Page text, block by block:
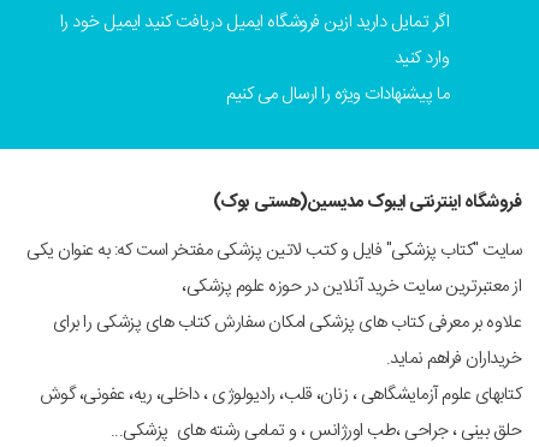
اگر تمایل دارید ازین فروشگاه ایمیل دریافت کنید ایمیل خود را
وارد کنید
ما پیشنهادات ویژه را ارسال می کنیم
فروشگاه اینترنتی ایبوک مدیسین(هستی بوک)
سایت "کتاب پزشکی" فایل و کتب لاتین پزشکی مفتخر است که: به عنوان یکی
از معتبرترین سایت خرید آنلاین در حوزه علوم پزشکی،
علاوه بر معرفی کتاب های پزشکی امکان سفارش کتاب های پزشکی را برای
خریداران فراهم نماید.
کتابهای علوم آزمایشگاهی ، زنان، قلب، رادیولوژی ، داخلی، ریه، عفونی، گوش
حلق بینی ، جراحی ،طب اورژانس ، و تمامی رشته های پزشکی...